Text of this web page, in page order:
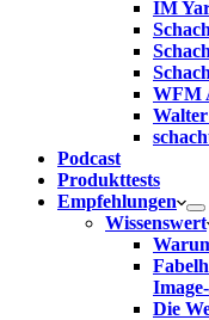
IM
WFM
Podcast
Produkttests
Empfehlungen
Wissenswert
Die